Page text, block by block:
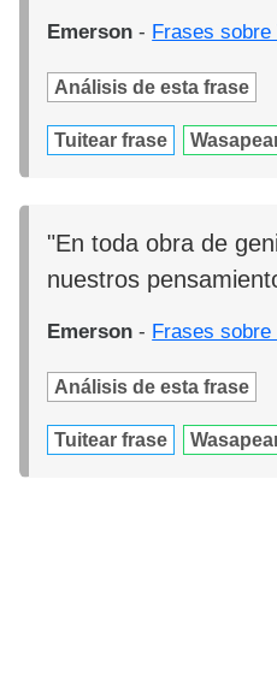
Emerson - Frases sobre
Análisis de esta frase
Tuitear frase
"En toda obra de
nuestros
Emerson - Frases
Análisis de esta frase
Tuitear frase